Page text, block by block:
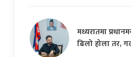
मध्यरातमा
ढिलो होला तर,